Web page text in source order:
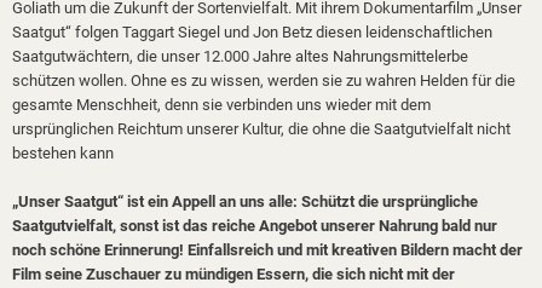
Goliath um die Zukunft der Sortenvielfalt. Mit ihrem Dokumentarfilm „Unser
Saatgut“ folgen Taggart Siegel und Jon Betz diesen leidenschaftlichen
Saatgutwächtern, die unser 12.000 Jahre altes Nahrungsmittelerbe
schützen wollen. Ohne es zu wissen, werden sie zu wahren Helden für die
gesamte Menschheit, denn sie verbinden uns wieder mit dem
ursprünglichen Reichtum unserer Kultur, die ohne die Saatgutvielfalt nicht
bestehen kann
„Unser Saatgut“ ist ein Appell an uns alle: Schützt die ursprüngliche
Saatgutvielfalt, sonst ist das reiche Angebot unserer Nahrung bald nur
noch schöne Erinnerung! Einfallsreich und mit kreativen Bildern macht der
Film seine Zuschauer zu mündigen Essern, die sich nicht mit der